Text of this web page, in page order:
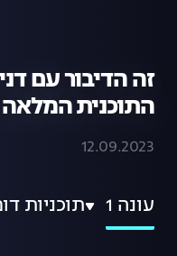
התוכנית המלאה
12.09.2023
עונה 1 תוכניות